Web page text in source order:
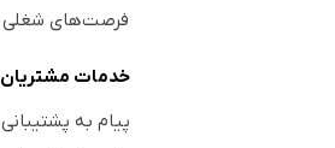
فرصت‌های شغلی
خدمات مشتریان
پیام به پشتیبانی